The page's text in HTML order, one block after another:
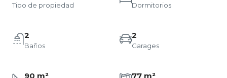
Tipo de propiedad Dormitorios
2
Baños
2
Garages
90 m² 77 m²